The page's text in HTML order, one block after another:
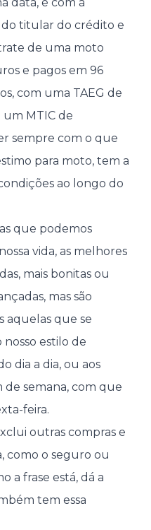
titular do crédito e
de uma moto
e pagos em 96
com uma TAEG de
um MTIC de
sempre com o que
para moto, tem a
ao longo do
que podemos
vida, as melhores
mais bonitas ou
mas são
aquelas que se
estilo de
dia a dia, ou aos
de semana, com que
feira.
outras compras e
como o seguro ou
a frase está, dá a
tem essa